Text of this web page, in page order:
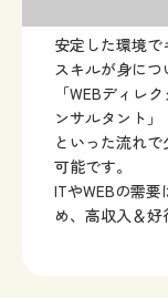
安定した環境で
スキルが身につ
「WEBディレ
ンサルタント」
といった流れ
可能です。
ITやWEBの需
め、高収入＆